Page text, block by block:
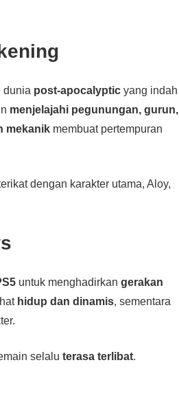
dunia post-apocalyptic yang indah
menjelajahi pegunungan, gurun,
mekanik membuat pertempuran
dengan karakter utama, Aloy,
untuk menghadirkangerakan
hidup dan dinamis, sementara
selaluterasa terlibat.